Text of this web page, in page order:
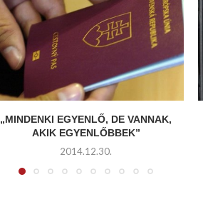
„MINDENKI EGYENLŐ, DE VANNAK,
AKIK EGYENLŐBBEK”
2014.12.30.